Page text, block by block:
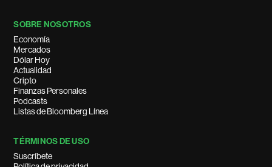
SOBRE NOSOTROS
Economía
Mercados
Dólar Hoy
Actualidad
Cripto
Finanzas Personales
Podcasts
Listas de Bloomberg Línea
TÉRMINOS DE USO
Suscríbete